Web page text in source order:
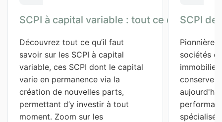
SCPI à capital variable : tout ce qu'il faut
Découvrez tout ce qu’il faut
savoir sur les SCPI à capital
variable, ces SCPI dont le capital
varie en permanence via la
création de nouvelles parts,
permettant d’y investir à tout
moment. Zoom sur les
SCPI
sociétés